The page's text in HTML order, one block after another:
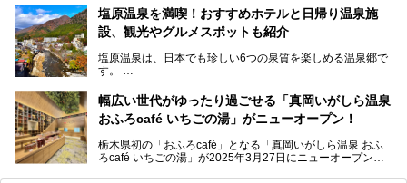
した。
那須湯本の温泉街から少し離れた静かな環境、一軒宿ゆえに
許される露天風呂からの絶景、日帰り入浴や素泊まりで気楽
た。
2名1室利用で1人あたり4,500円～と、思い立ったらすぐに
───
提供元：アイコニア・ホスピタリティ株式会社【PR】
この記事はほったらかしの宿 ゆうふり那須高雄温泉ロッジ
塩原温泉を満喫！おすすめホテルと日帰り温泉施
設、観光やグルメスポットも紹介
塩原温泉は、日本でも珍しい6つの泉質を楽しめる温泉郷で
す。
栃木県の北部にある箒川のほとりに11の温泉地が点在し、
古くから多くの人々から癒やしの場として愛されてきまし
た。
温泉に加えて、豊かな自然を感じられる観光スポットや、こ
こでしか味わえないご当地グルメなど、多彩な魅力がある北
幅広い世代がゆったり過ごせる「真岡いがしら温泉
おふろcafé いちごの湯」がニューオープン！
栃木県初の「おふろcafé」となる「真岡いがしら温泉 おふ
ろcafé いちごの湯」が2025年3月27日にニューオープンす